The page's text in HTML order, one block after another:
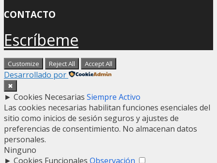
CONTACTO
Escríbeme
Customize Reject All Accept All
Desarrollado por
✖
► Cookies Necesarias Siempre Activo
Las cookies necesarias habilitan funciones esenciales del
sitio como inicios de sesión seguros y ajustes de
preferencias de consentimiento. No almacenan datos
personales.
Ninguno
► Cookies Funcionales Observación